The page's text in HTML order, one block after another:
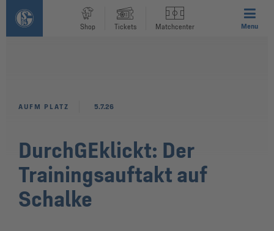
Shop Tickets Matchcenter Menu
DurchGEklickt: Der
Trainingsauftakt auf
Schalke
AUFM PLATZ 5.7.26